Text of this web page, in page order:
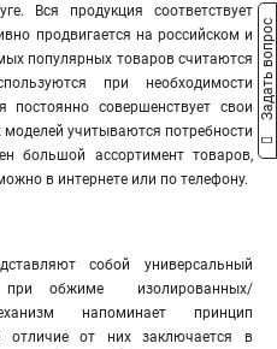
Вся продукция соответствует
продвигается на российском и
популярных товаров считаются
при необходимости
совершенствует свои
учитываются потребности
большой ассортимент товаров,
в интернете или по телефону.
собой универсальный
при обжиме изолированных/
напоминает принцип
отличие от них заключается в
Задать вопрос